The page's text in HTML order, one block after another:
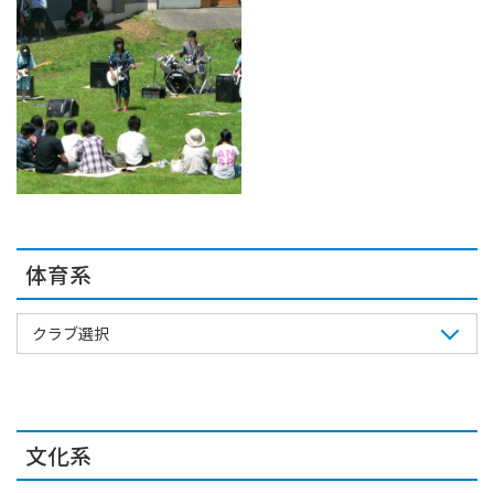
体育系
クラブ選択
文化系